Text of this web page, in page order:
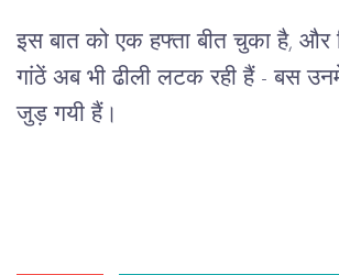
इस बात को एक हफ्ता बीत चुका है, और
गांठें अब भी ढीली लटक रही हैं - बस
जुड़ गयी हैं।